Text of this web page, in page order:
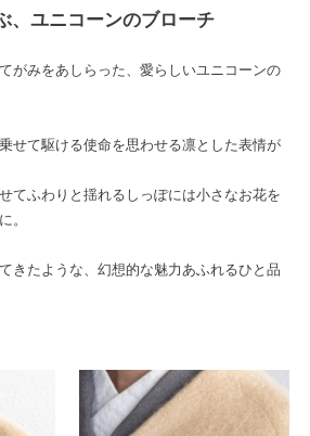
、ユニコーンのブローチ
がみをあしらった、愛らしいユニコーンの
せて駆ける使命を思わせる凛とした表情が
てふわりと揺れるしっぽには小さなお花を
。
きたような、幻想的な魅力あふれるひと品